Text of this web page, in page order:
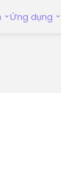
Ứng dụng